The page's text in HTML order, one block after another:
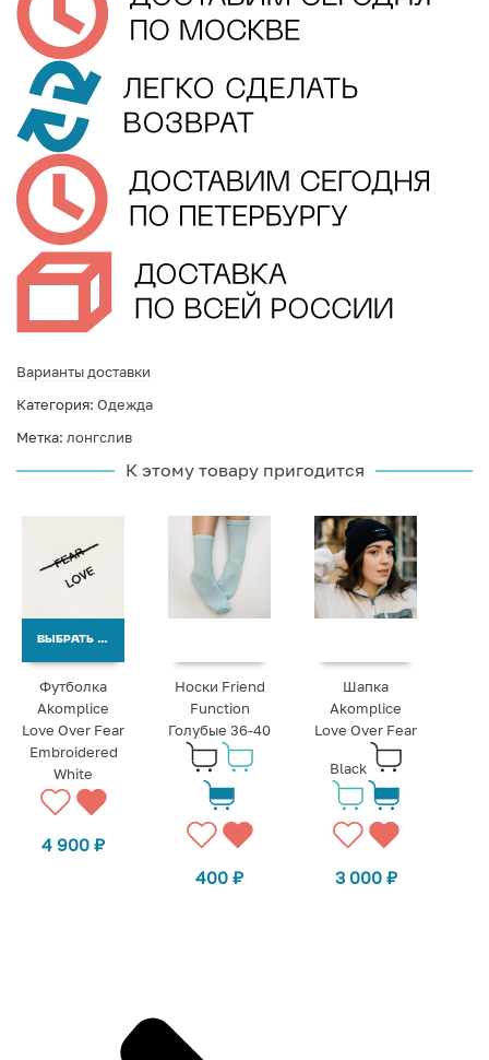
Варианты доставки
Категория: Одежда
Метка: лонгслив
К этому товару пригодится
ВЫБРАТЬ ВАРИАНТЫ
Футболка
Akomplice
Love Over Fear
Embroidered
White
4 900₽
Носки Friend
Function
Голубые 36-40
400₽
Шапка
Akomplice
Love Over Fear
Black
3 000 ₽